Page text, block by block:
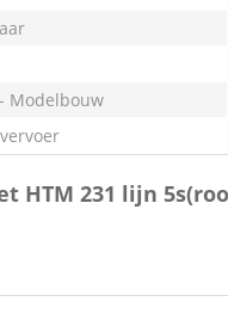
Modelbouw
HTM 231 lijn